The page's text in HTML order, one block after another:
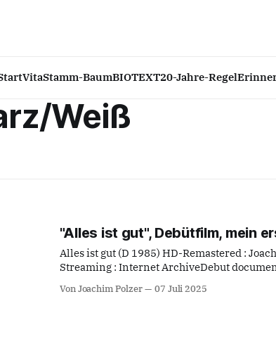
VitaStamm-BaumBIOTEXT20-Jahre-Regel
Weiß
"Alles ist gut", Debütfilm, mein
Alles ist gut (D 1985) HD-Remastered :
Streaming : Internet ArchiveDebut
Von Joachim Polzer 07 Juli 2025